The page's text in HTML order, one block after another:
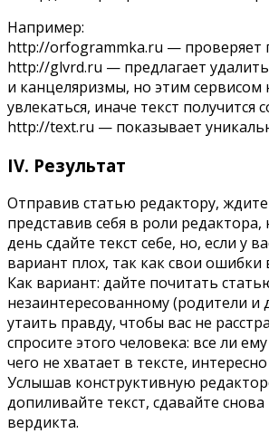
Например:
http://orfogrammka.ru — проверяет
http://glvrd.ru — предлагает
и канцеляризмы, но этим сервисом
увлекаться, иначе текст получится
http://text.ru — показывает
IV. Результат
Отправив статью редактору,
представив себя в роли
день сдайте текст себе, но, если у
вариант плох, так как свои ошибки
Как вариант: дайте почитать
незаинтересованному (родители и
утаить правду, чтобы вас не
спросите этого человека: все ли
чего не хватает в тексте,
Услышав конструктивную
допиливайте текст, сдавайте
вердикта.